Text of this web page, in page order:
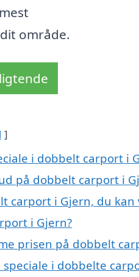
område.
i dobbelt carport i
på dobbelt carport i
carport i Gjern, du
i Gjern?
prisen på dobbelt
i dobbelte